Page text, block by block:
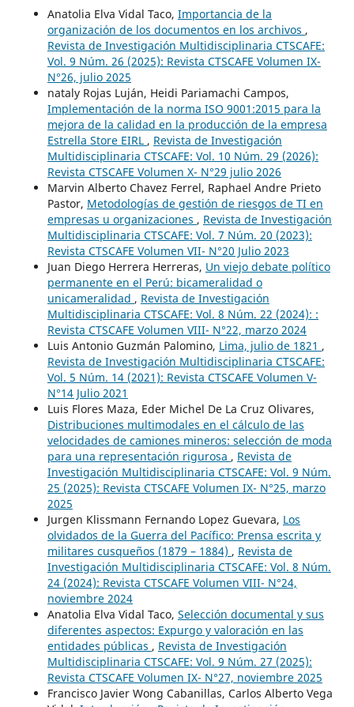
Anatolia Elva Vidal Taco, Importancia de la
organización de los documentos en los archivos ,
Revista de Investigación Multidisciplinaria CTSCAFE:
Vol. 9 Núm. 26 (2025): Revista CTSCAFE Volumen IX-
N°26, julio 2025
nataly Rojas Luján, Heidi Pariamachi Campos,
Implementación de la norma ISO 9001:2015 para la
mejora de la calidad en la producción de la empresa
Estrella Store EIRL , Revista de Investigación
Multidisciplinaria CTSCAFE: Vol. 10 Núm. 29 (2026):
Revista CTSCAFE Volumen X- N°29 julio 2026
Marvin Alberto Chavez Ferrel, Raphael Andre Prieto
Pastor, Metodologías de gestión de riesgos de TI en
empresas u organizaciones , Revista de Investigación
Multidisciplinaria CTSCAFE: Vol. 7 Núm. 20 (2023):
Revista CTSCAFE Volumen VII- N°20 Julio 2023
Juan Diego Herrera Herreras, Un viejo debate político
permanente en el Perú: bicameralidad o
unicameralidad , Revista de Investigación
Multidisciplinaria CTSCAFE: Vol. 8 Núm. 22 (2024): :
Revista CTSCAFE Volumen VIII- N°22, marzo 2024
Luis Antonio Guzmán Palomino, Lima, julio de 1821 ,
Revista de Investigación Multidisciplinaria CTSCAFE:
Vol. 5 Núm. 14 (2021): Revista CTSCAFE Volumen V-
N°14 Julio 2021
Luis Flores Maza, Eder Michel De La Cruz Olivares,
Distribuciones multimodales en el cálculo de las
velocidades de camiones mineros: selección de moda
para una representación rigurosa , Revista de
Investigación Multidisciplinaria CTSCAFE: Vol. 9 Núm.
25 (2025): Revista CTSCAFE Volumen IX- N°25, marzo
2025
Jurgen Klissmann Fernando Lopez Guevara, Los
olvidados de la Guerra del Pacífico: Prensa escrita y
militares cusqueños (1879 – 1884) , Revista de
Investigación Multidisciplinaria CTSCAFE: Vol. 8 Núm.
24 (2024): Revista CTSCAFE Volumen VIII- N°24,
noviembre 2024
Anatolia Elva Vidal Taco, Selección documental y sus
diferentes aspectos: Expurgo y valoración en las
entidades públicas , Revista de Investigación
Multidisciplinaria CTSCAFE: Vol. 9 Núm. 27 (2025):
Revista CTSCAFE Volumen IX- N°27, noviembre 2025
Francisco Javier Wong Cabanillas, Carlos Alberto Vega